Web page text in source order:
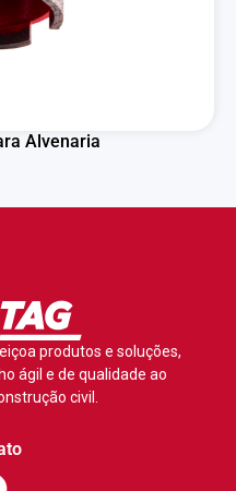
Alvenaria
produtos e soluções,
ágil e de qualidade ao
civil.